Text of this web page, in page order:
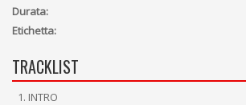
Durata:
Etichetta:
TRACKLIST
INTRO